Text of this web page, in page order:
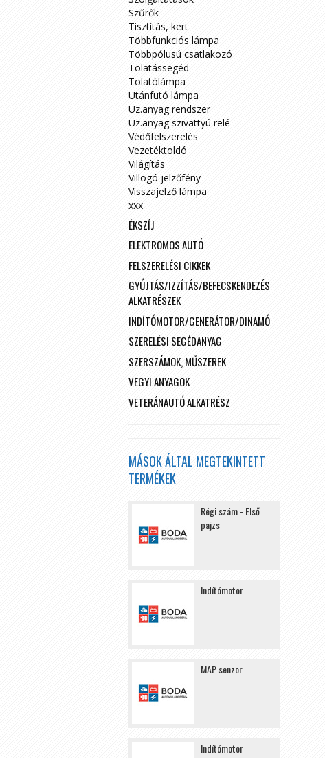
Szűrők
Tisztítás, kert
Többfunkciós lámpa
Többpólusú csatlakozó
Tolatássegéd
Tolatólámpa
Utánfutó lámpa
Üz.anyag rendszer
Üz.anyag szivattyú relé
Védőfelszerelés
Vezetéktoldó
Világítás
Villogó jelzőfény
Visszajelző lámpa
xxx
ÉKSZÍJ
ELEKTROMOS AUTÓ
FELSZERELÉSI CIKKEK
GYÚJTÁS/IZZÍTÁS/BEFECSKENDEZÉS
ALKATRÉSZEK
INDÍTÓMOTOR/GENERÁTOR/DINAMÓ
SZERELÉSI SEGÉDANYAG
SZERSZÁMOK, MŰSZEREK
VEGYI ANYAGOK
VETERÁNAUTÓ ALKATRÉSZ
MÁSOK ÁLTAL MEGTEKINTETT
TERMÉKEK
Régi szám - Első
pajzs
Indítómotor
MAP senzor
Indítómotor